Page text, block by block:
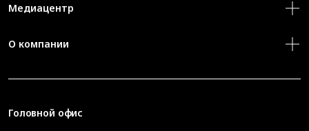
Медиацентр
О компании
Головной офис